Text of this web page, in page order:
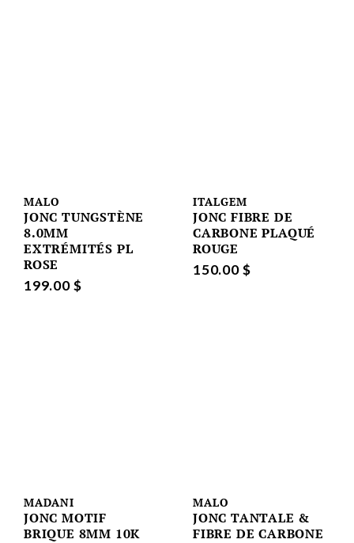
MALO
JONC TUNGSTÈNE
8.0MM
EXTRÉMITÉS PL
ROSE
199.00 $
ITALGEM
JONC FIBRE DE
CARBONE PLAQUÉ
ROUGE
150.00 $
MADANI
JONC MOTIF
BRIQUE 8MM 10K
MALO
JONC TANTALE &
FIBRE DE CARBONE